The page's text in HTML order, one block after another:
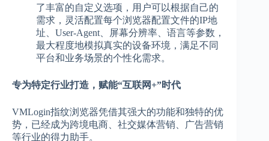
了丰富的自定义选项，用户可以根据自己的
需求，灵活配置每个浏览器配置文件的IP地
址、User-Agent、屏幕分辨率、语言等参数，
最大程度地模拟真实的设备环境，满足不同
平台和业务场景的个性化需求。
专为特定行业打造，赋能“互联网+”时代
VMLogin指纹浏览器凭借其强大的功能和独特的优
势，已经成为跨境电商、社交媒体营销、广告营销
等行业的得力助手。